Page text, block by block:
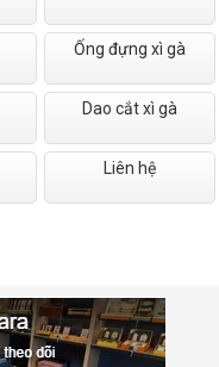
Ống đựng xì gà
Dao cắt xì gà
Liên hệ